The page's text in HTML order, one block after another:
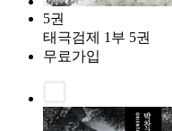
5권
태극검제 1부 5권
무료가입